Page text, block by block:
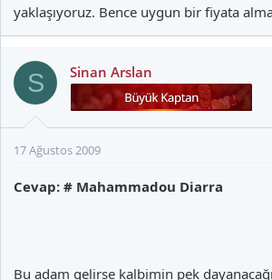
yaklaşıyoruz. Bence uygun bir fiyata
S Sinan Arslan
17 Ağustos 2009
Cevap: # Mahammadou Diarra
Bu adam gelirse kalbimin pek